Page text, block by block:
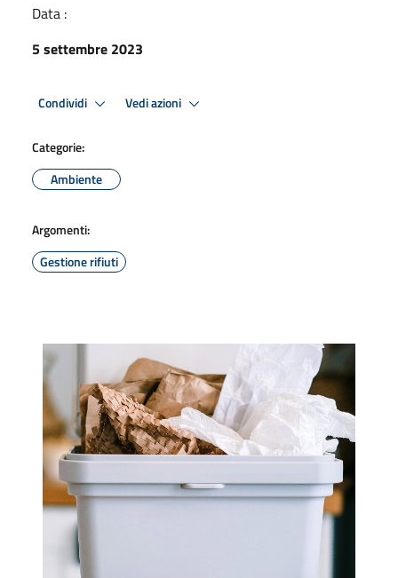
Data :
5 settembre 2023
Condividi Vedi azioni
Categorie:
Ambiente
Argomenti:
Gestione rifiuti